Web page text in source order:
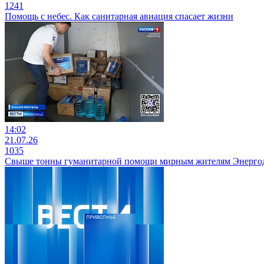
1241
Помощь с небес. Как санитарная авиация спасает жизни
14:02
21.07.26
1035
Свыше тонны гуманитарной помощи мирным жителям